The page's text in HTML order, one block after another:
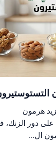
هرمون
دور الزنك،
ال...